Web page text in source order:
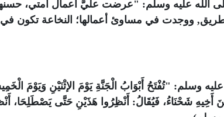
الله عليه وسلم: "عرضت عليَّ أعمال أمتي،
ووجدت في مساوئ أعمالها؛ النخاعة تكون في
وسلم: "تُفْتَحُ أَبْوَابُ الْجَنَّةِ يَوْمَ الإثْنَيْنِ وَيَوْمَ
أَخِيهِ شَحْنَاءُ، فَيُقَالُ: أَنْظِرُوا هَذَيْنِ حَتَّى يَصْطَلِحَا،